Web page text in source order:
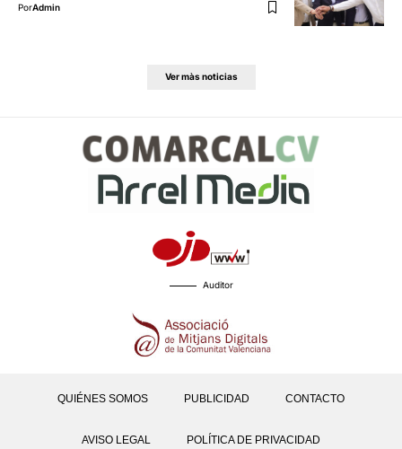
PorAdmin
Ver màs noticias
Auditor
QUIÉNES SOMOS PUBLICIDAD CONTACTO
AVISO LEGAL POLÍTICA DE PRIVACIDAD